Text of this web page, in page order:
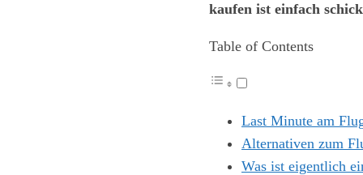
kaufen ist einfach
Table of Contents
Last Minute am
Alternativen zum
Was ist eigentlich